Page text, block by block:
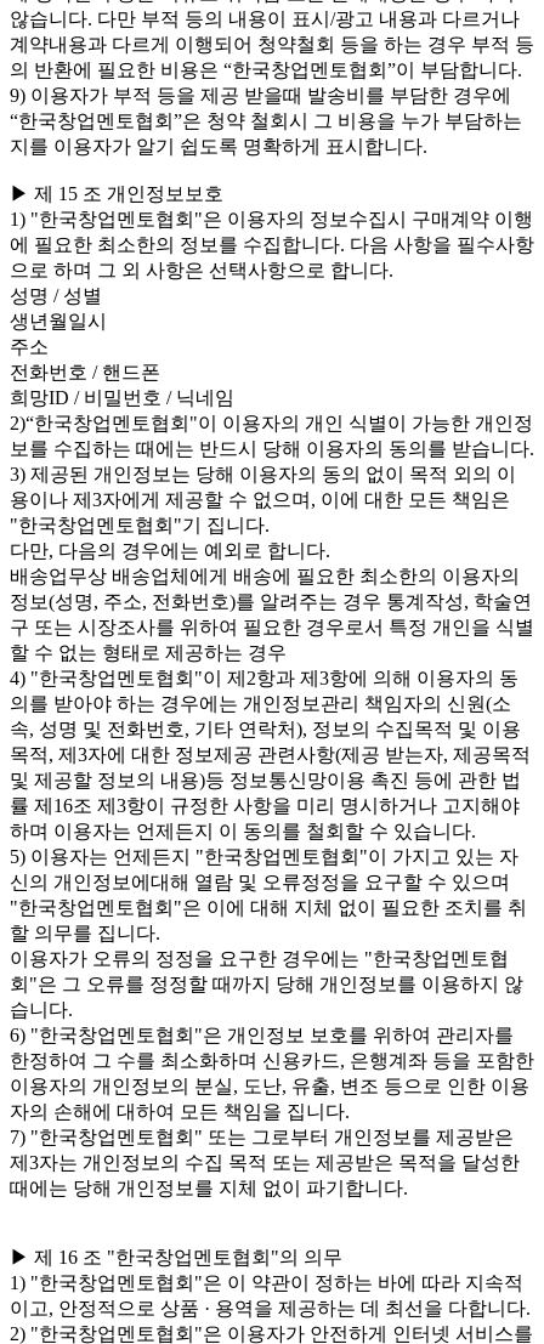
않습니다. 다만 부적 등의 내용이 표시/광고 내용과 다르거나
계약내용과 다르게 이행되어 청약철회 등을 하는 경우 부적 등
의 반환에 필요한 비용은 “한국창업멘토협회”이 부담합니다.
9) 이용자가 부적 등을 제공 받을때 발송비를 부담한 경우에
“한국창업멘토협회”은 청약 철회시 그 비용을 누가 부담하는
지를 이용자가 알기 쉽도록 명확하게 표시합니다.
▶ 제 15 조 개인정보보호
1) "한국창업멘토협회"은 이용자의 정보수집시 구매계약 이행
에 필요한 최소한의 정보를 수집합니다. 다음 사항을 필수사항
으로 하며 그 외 사항은 선택사항으로 합니다.
성명 / 성별
생년월일시
주소
전화번호 / 핸드폰
희망ID / 비밀번호 / 닉네임
2)“한국창업멘토협회"이 이용자의 개인 식별이 가능한 개인정
보를 수집하는 때에는 반드시 당해 이용자의 동의를 받습니다.
3) 제공된 개인정보는 당해 이용자의 동의 없이 목적 외의 이
용이나 제3자에게 제공할 수 없으며, 이에 대한 모든 책임은
"한국창업멘토협회"기 집니다.
다만, 다음의 경우에는 예외로 합니다.
배송업무상 배송업체에게 배송에 필요한 최소한의 이용자의
정보(성명, 주소, 전화번호)를 알려주는 경우 통계작성, 학술연
구 또는 시장조사를 위하여 필요한 경우로서 특정 개인을 식별
할 수 없는 형태로 제공하는 경우
4) "한국창업멘토협회"이 제2항과 제3항에 의해 이용자의 동
의를 받아야 하는 경우에는 개인정보관리 책임자의 신원(소
속, 성명 및 전화번호, 기타 연락처), 정보의 수집목적 및 이용
목적, 제3자에 대한 정보제공 관련사항(제공 받는자, 제공목적
및 제공할 정보의 내용)등 정보통신망이용 촉진 등에 관한 법
률 제16조 제3항이 규정한 사항을 미리 명시하거나 고지해야
하며 이용자는 언제든지 이 동의를 철회할 수 있습니다.
5) 이용자는 언제든지 "한국창업멘토협회"이 가지고 있는 자
신의 개인정보에대해 열람 및 오류정정을 요구할 수 있으며
"한국창업멘토협회"은 이에 대해 지체 없이 필요한 조치를 취
할 의무를 집니다.
이용자가 오류의 정정을 요구한 경우에는 "한국창업멘토협
회"은 그 오류를 정정할 때까지 당해 개인정보를 이용하지 않
습니다.
6) "한국창업멘토협회"은 개인정보 보호를 위하여 관리자를
한정하여 그 수를 최소화하며 신용카드, 은행계좌 등을 포함한
이용자의 개인정보의 분실, 도난, 유출, 변조 등으로 인한 이용
자의 손해에 대하여 모든 책임을 집니다.
7) "한국창업멘토협회" 또는 그로부터 개인정보를 제공받은
제3자는 개인정보의 수집 목적 또는 제공받은 목적을 달성한
때에는 당해 개인정보를 지체 없이 파기합니다.
▶ 제 16 조 "한국창업멘토협회"의 의무
1) "한국창업멘토협회"은 이 약관이 정하는 바에 따라 지속적
이고, 안정적으로 상품 · 용역을 제공하는 데 최선을 다합니다.
2) "한국창업멘토협회"은 이용자가 안전하게 인터넷 서비스를